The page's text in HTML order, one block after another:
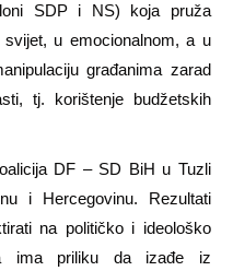
SDP i NS) koja pruža
u emocionalnom, a u
građanima zarad
tj. korištenje budžetskih
DF – SD BiH u Tuzli
i Hercegovinu. Rezultati
na političko i ideološko
ima priliku da izađe iz